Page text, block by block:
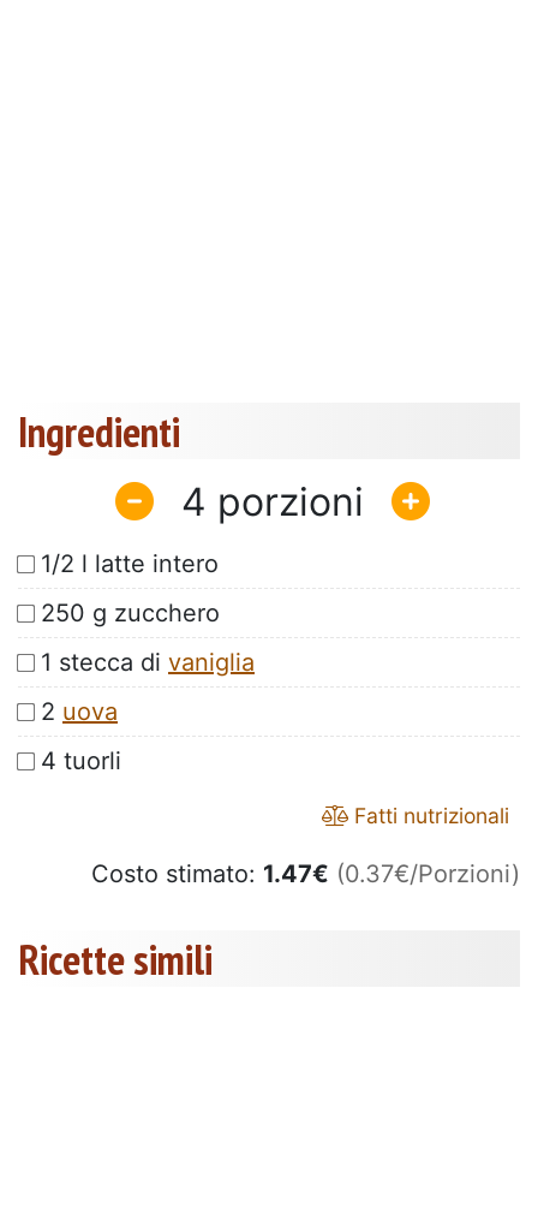
Ingredienti
4
1/2 l latte intero
250 g zucchero
1 stecca di vaniglia
2 uova
4 tuorli
Fatti nutrizionali
Costo stimato: 1.47€ (0.37€/Porzioni)
Ricette simili